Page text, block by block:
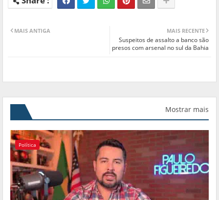
MAIS RECENTE
Suspeitos de assalto a banco são
presos com arsenal no sul da Bahia
MAIS ANTIGA
Mostrar mais
Política